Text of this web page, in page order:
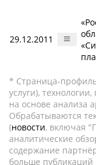
29.12.2011
* Страница-
услуги),
на основе анализа
Обрабатываются
(новости, включая
аналитические
содержание
больше